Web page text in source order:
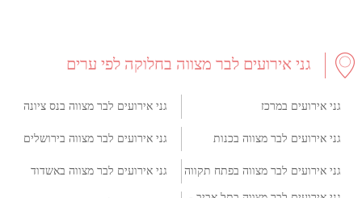
גני אירועים לבר מצווה בחלוקה לפי ערים
גני אירועים במרכז גני אירועים לבר מצווה בנס ציונה
גני אירועים לבר מצווה בכנות גני אירועים לבר מצווה בירושלים
גני אירועים לבר מצווה בפתח תקווה גני אירועים לבר מצווה באשדוד